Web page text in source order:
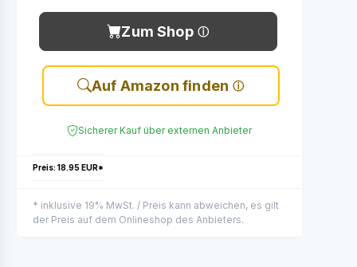
Zum Shop
Auf Amazon finden
Sicherer Kauf über externen Anbieter
Preis: 18.95 EUR*
* inklusive 19% MwSt. / Preis kann abweichen, es gilt
der Preis auf dem Onlineshop des Anbieters.